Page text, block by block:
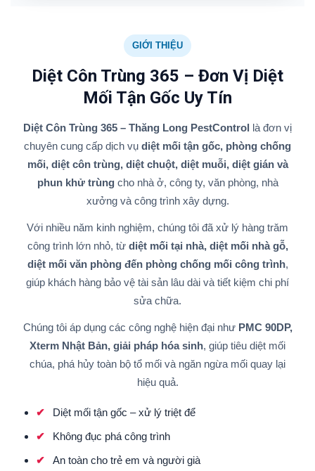
GIỚI THIỆU
Diệt Côn Trùng 365 – Đơn Vị Diệt
Mối Tận Gốc Uy Tín
Diệt Côn Trùng 365 – Thăng Long PestControl là đơn vị
chuyên cung cấp dịch vụ diệt mối tận gốc, phòng chống
mối, diệt côn trùng, diệt chuột, diệt muỗi, diệt gián và
phun khử trùngcho nhà ở, công ty, văn phòng, nhà
xưởng và công trình xây dựng.
Với nhiều năm kinh nghiệm, chúng tôi đã xử lý hàng trăm
công trình lớn nhỏ, từ diệt mối tại nhà, diệt mối nhà gỗ,
diệt mối văn phòng đến phòng chống mối công trình,
giúp khách hàng bảo vệ tài sản lâu dài và tiết kiệm chi phí
sửa chữa.
Chúng tôi áp dụng các công nghệ hiện đại như PMC 90DP,
Xterm Nhật Bản, giải pháp hóa sinh, giúp tiêu diệt mối
chúa, phá hủy toàn bộ tổ mối và ngăn ngừa mối quay lại
hiệu quả.
Diệt mối tận gốc – xử lý triệt để
Không đục phá công trình
An toàn cho trẻ em và người già